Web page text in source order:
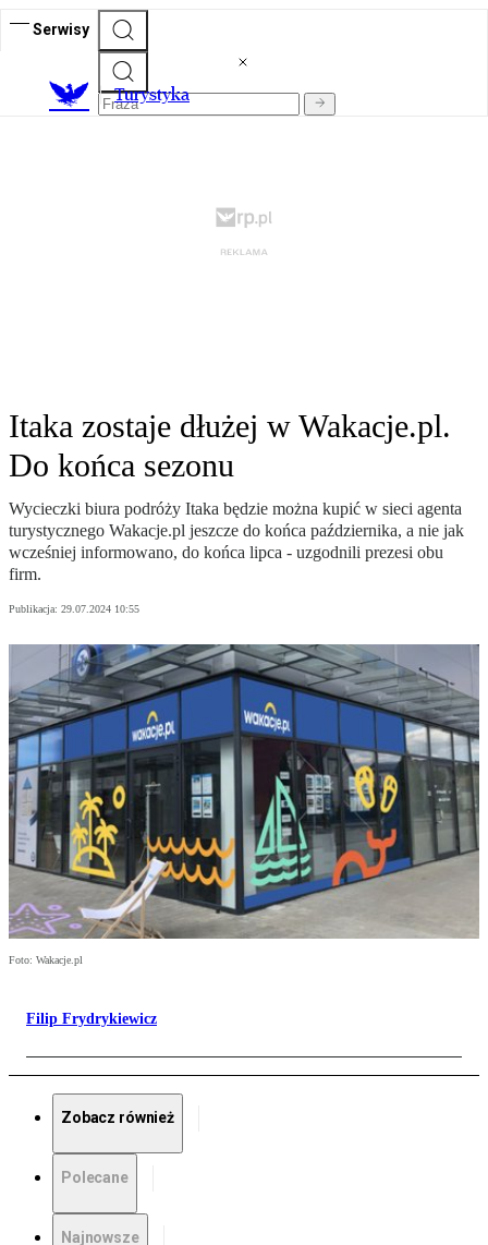
Serwisy
Turystyka
Itaka zostaje dłużej w Wakacje.pl.
Do końca sezonu
Wycieczki biura podróży Itaka będzie można kupić w sieci agenta
turystycznego Wakacje.pl jeszcze do końca października, a nie jak
wcześniej informowano, do końca lipca - uzgodnili prezesi obu
firm.
Publikacja: 29.07.2024 10:55
Foto: Wakacje.pl
Filip Frydrykiewicz
Zobacz również
Polecane
Najnowsze